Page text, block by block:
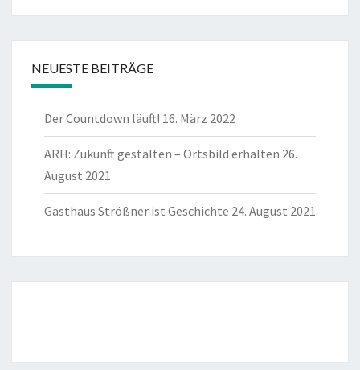
NEUESTE BEITRÄGE
Der Countdown läuft! 16. März 2022
ARH: Zukunft gestalten – Ortsbild erhalten 26.
August 2021
Gasthaus Strößner ist Geschichte 24. August 2021